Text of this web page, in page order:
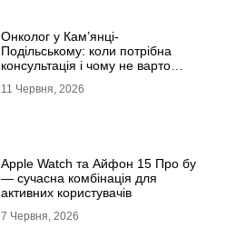
Онколог у Кам’янці-
Подільському: коли потрібна
консультація і чому не варто
11 Червня, 2026
Apple Watch та Айфон 15 Про бу
— сучасна комбінація для
активних користувачів
7 Червня, 2026